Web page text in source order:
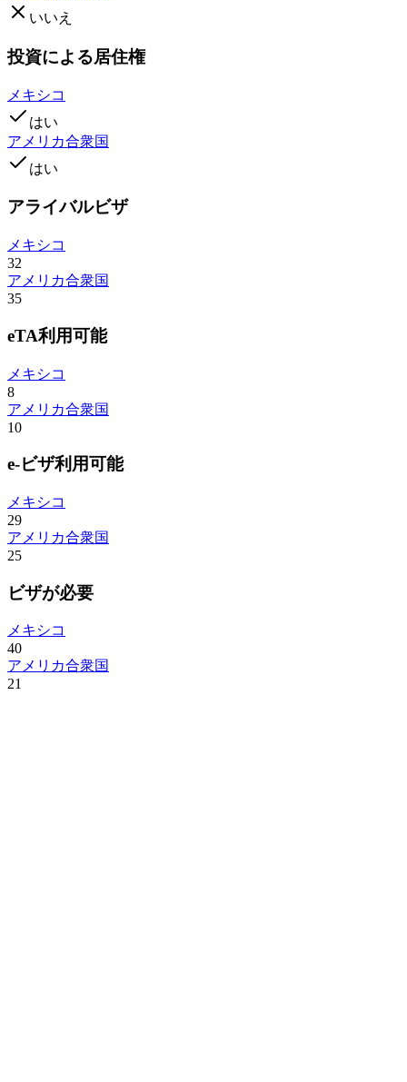
いいえ
投資による居住権
メキシコ
はい
アメリカ合衆国
はい
アライバルビザ
メキシコ
32
アメリカ合衆国
35
eTA利用可能
メキシコ
8
アメリカ合衆国
10
e-ビザ利用可能
メキシコ
29
アメリカ合衆国
25
ビザが必要
メキシコ
40
アメリカ合衆国
21